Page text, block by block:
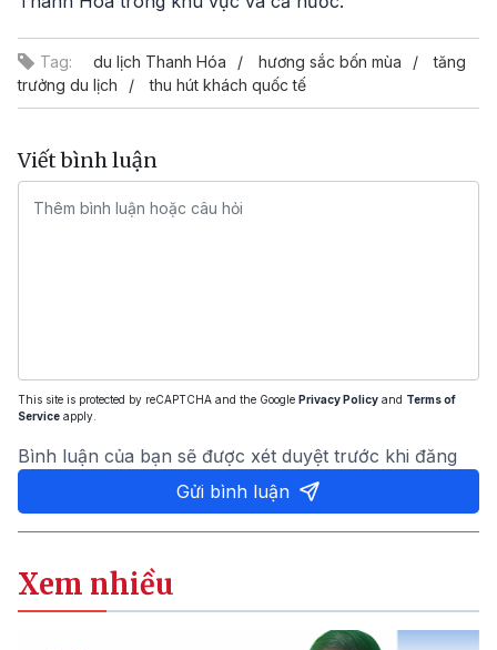
Tag: du lịch Thanh Hóa hương sắc bốn mùa
tăng
trưởng du lịch
thu hút khách quốc tế
Viết bình luận
This site is protected by reCAPTCHA and the Google Privacy Policy and Terms of
Service apply.
Bình luận của bạn sẽ được xét duyệt trước khi đăng
Gửi bình luận
Xem nhiều